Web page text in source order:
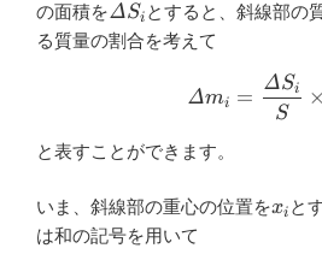
の面積を\varDelta
S_i
ΔSi とすると、斜線部の
る質量の割合を考えて
Δmi =
S
ΔSi ×
と表すことができます。
いま、斜線部の重心の位置をx_i
xi と
は和の記号を用いて